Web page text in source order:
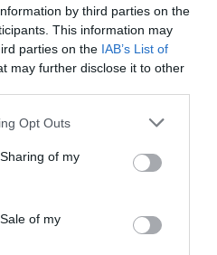
by third parties on the
This information may
parties on the IAB’s List of
may further disclose it to other
Opt Outs
of my
of my
Calmante BABÉ
y novedades
Redacción
BABÉ lanza un nuevo concepto
solar: la aplicación en un solo
Pediátrica SPF 30
Redacción